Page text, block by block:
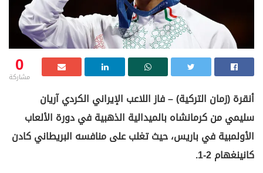
0
مشاركة
أنقرة (زمان التركية) – فاز اللاعب الإيراني الكردي آريان
سليمي من كرمانشاه بالميدالية الذهبية في دورة الألعاب
الأولمبية في باريس، حيث تغلب على منافسه البريطاني كادن
كانينغهام 2-1.